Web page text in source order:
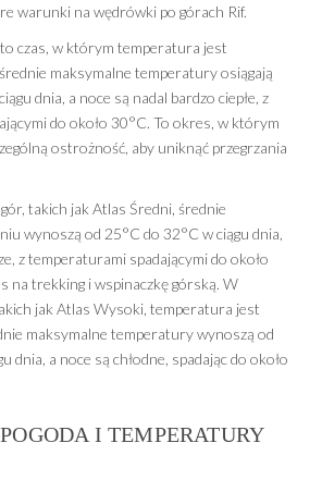
warunki na wędrówki po górach Rif.
czas, w którym temperatura jest
maksymalne temperatury osiągają
dnia, a noce są nadal bardzo ciepłe, z
do około 30°C. To okres, w którym
ostrożność, aby uniknąć przegrzania
takich jak Atlas Średni, średnie
wynoszą od 25°C do 32°C w ciągu dnia,
z temperaturami spadającymi do około
na trekking i wspinaczkę górską. W
jak Atlas Wysoki, temperatura jest
maksymalne temperatury wynoszą od
dnia, a noce są chłodne, spadając do około
I TEMPERATURY